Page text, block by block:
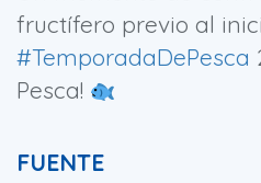
fructífero previo al
#TemporadaDePesca
Pesca!
FUENTE